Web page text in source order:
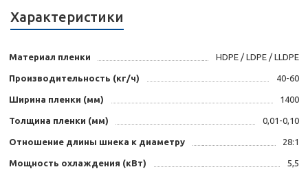
Характеристики
Материал пленки HDPE / LDPE / LLDPE
Производительность (кг/ч) 40-60
Ширина пленки (мм) 1400
Толщина пленки (мм) 0,01-0,10
Отношение длины шнека к диаметру 28:1
Мощность охлаждения (кВт) 5,5